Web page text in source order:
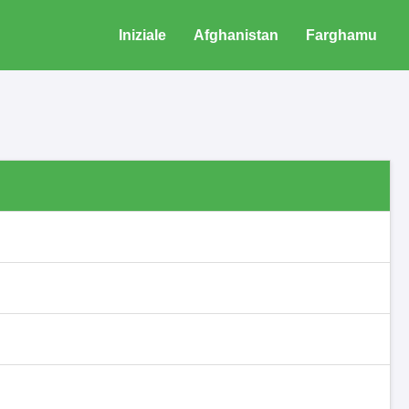
Iniziale Afghanistan Farghamu